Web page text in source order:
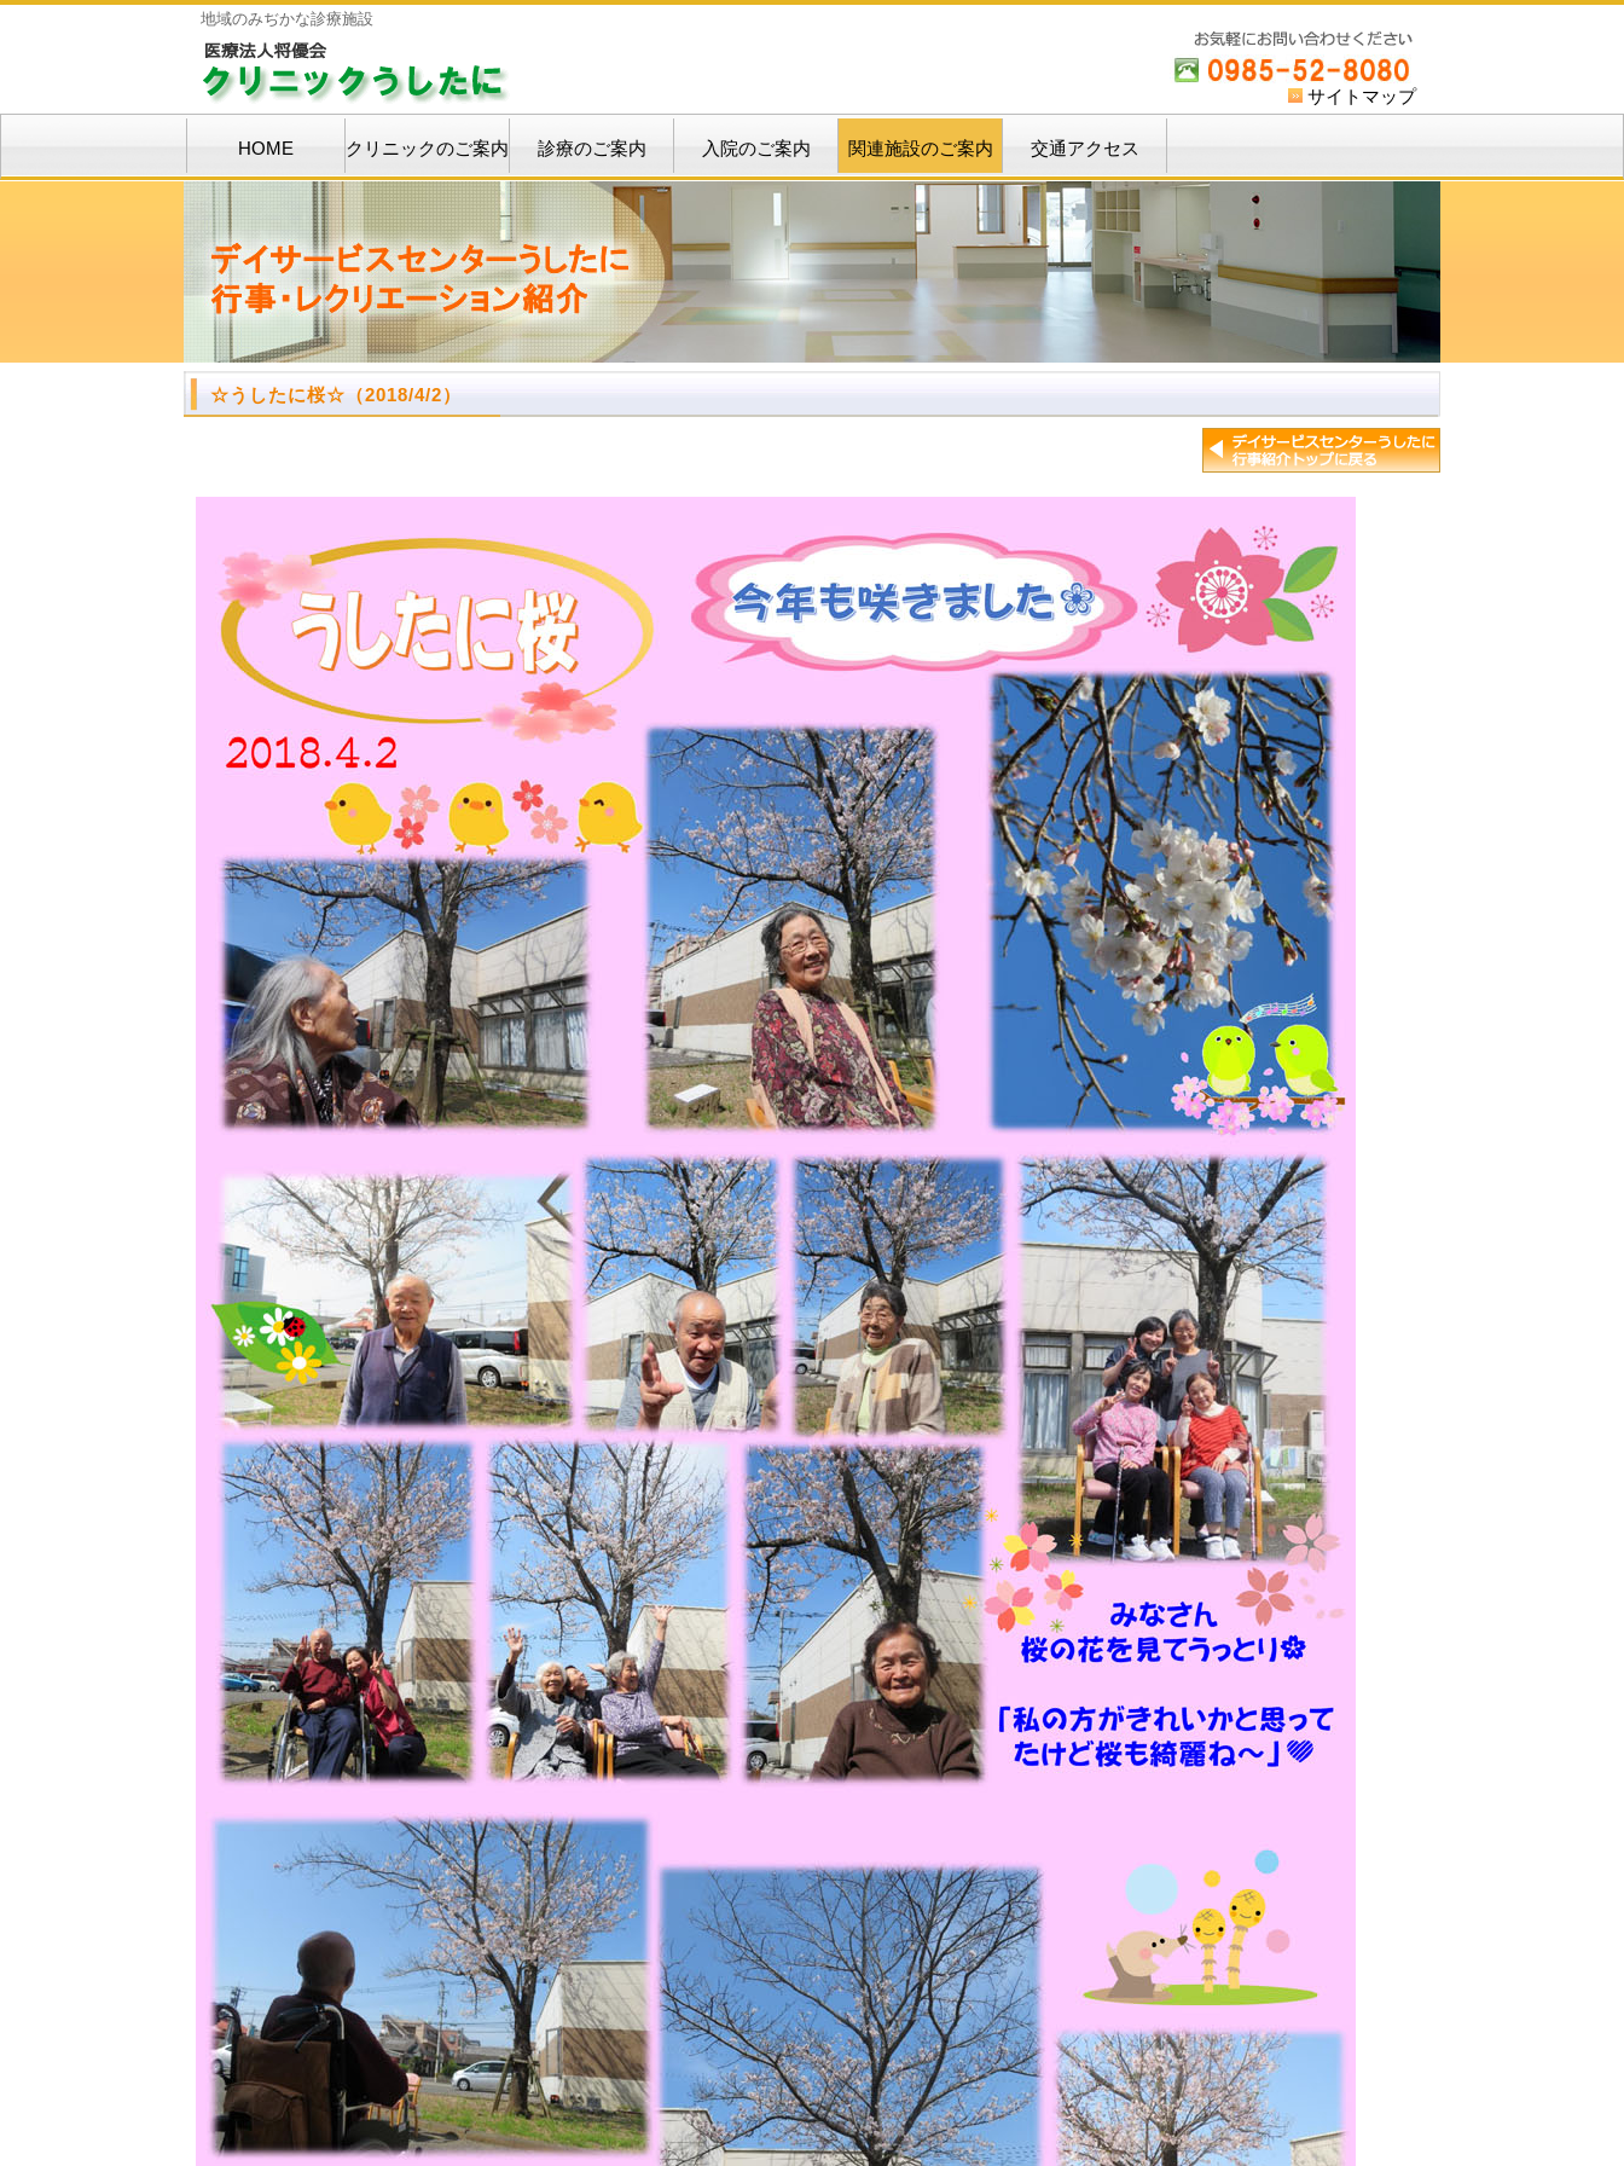
地域のみぢかな診療施設
サイトマップ
HOME クリニックのご案内 診療のご案内 入院のご案内 関連施設のご案内 交通アクセス
☆うしたに桜☆ （2018/4/2）